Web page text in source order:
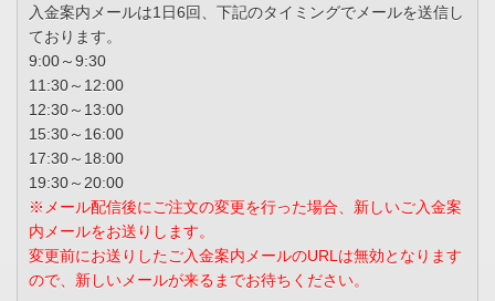
入金案内メールは1日6回、下記のタイミングでメールを送信し
ております。
9:00～9:30
11:30～12:00
12:30～13:00
15:30～16:00
17:30～18:00
19:30～20:00
※メール配信後にご注文の変更を行った場合、新しいご入金案
内メールをお送りします。
変更前にお送りしたご入金案内メールのURLは無効となります
ので、新しいメールが来るまでお待ちください。